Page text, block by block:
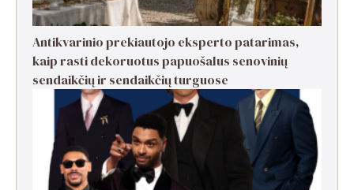
Antikvarinio prekiautojo eksperto patarimas,
kaip rasti dekoruotus papuošalus senovinių
sendaikčių ir sendaikčių turguose